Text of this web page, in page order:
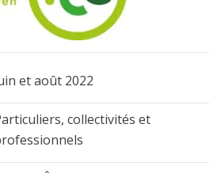
et août 2022
collectivités et